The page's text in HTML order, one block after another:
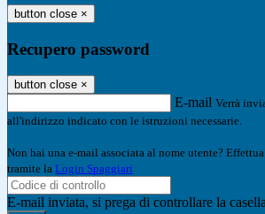
button close ×
Recupero password
button close ×
E-mail Verrà
all'indirizzo indicato con le istruzioni necessarie.
Non hai una e-mail associata al nome utente?
tramite la Login Spaggiari
E-mail inviata, si prega di controllare la